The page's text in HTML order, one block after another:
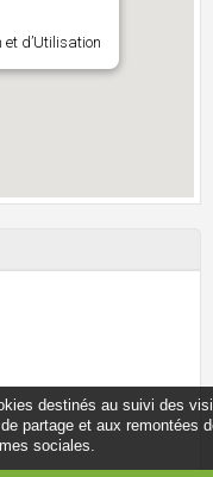
et d’Utilisation
destinés au suivi des
partage et aux remontées
sociales.